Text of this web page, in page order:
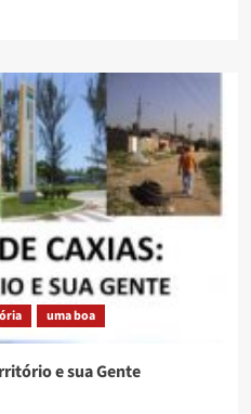
uma boa
e sua Gente